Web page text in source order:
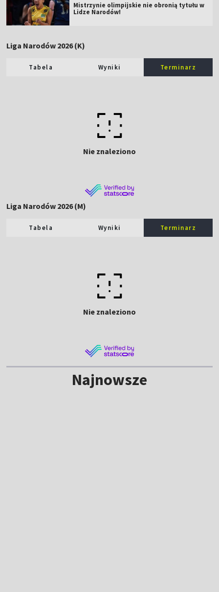
Mistrzynie olimpijskie nie obronią tytułu w
Lidze Narodów!
Liga Narodów 2026 (K)
Tabela Wyniki Terminarz
Nie znaleziono
Liga Narodów 2026 (M)
Tabela Wyniki Terminarz
Nie znaleziono
Najnowsze